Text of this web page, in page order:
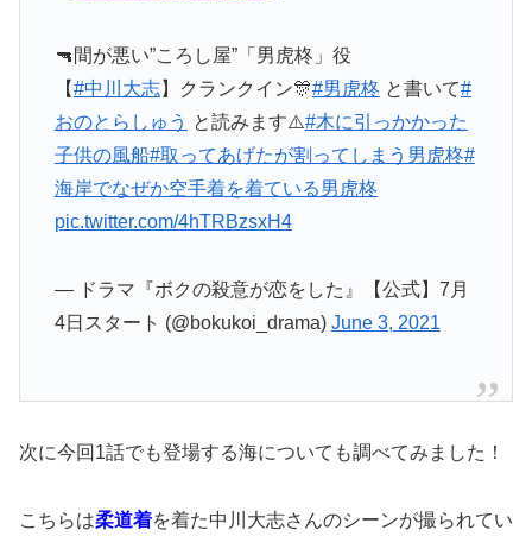
🔫間が悪い”ころし屋”「男虎柊」役
【#中川大志】クランクイン🎊#男虎柊 と書いて#
おのとらしゅう と読みます⚠️#木に引っかかった
子供の風船#取ってあげたが割ってしまう男虎柊#
海岸でなぜか空手着を着ている男虎柊
pic.twitter.com/4hTRBzsxH4
— ドラマ『ボクの殺意が恋をした』【公式】7月
4日スタート (@bokukoi_drama) June 3, 2021
次に今回1話でも登場する海についても調べてみました！
こちらは柔道着を着た中川大志さんのシーンが撮られてい